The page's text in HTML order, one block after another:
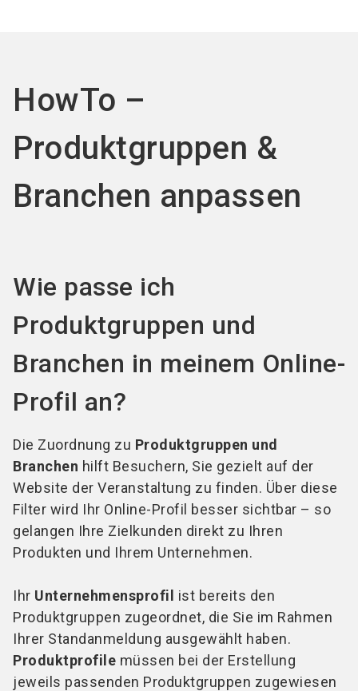
HowTo –
Produktgruppen &
Branchen anpassen
Wie passe ich
Produktgruppen und
Branchen in meinem Online-
Profil an?
Die Zuordnung zu Produktgruppen und
Branchen hilft Besuchern, Sie gezielt auf der
Website der Veranstaltung zu finden. Über diese
Filter wird Ihr Online-Profil besser sichtbar – so
gelangen Ihre Zielkunden direkt zu Ihren
Produkten und Ihrem Unternehmen.
Ihr Unternehmensprofil
ist bereits den
Produktgruppen zugeordnet, die Sie im Rahmen
Ihrer Standanmeldung ausgewählt haben.
Produktprofile müssen bei der Erstellung
jeweils passenden Produktgruppen zugewiesen